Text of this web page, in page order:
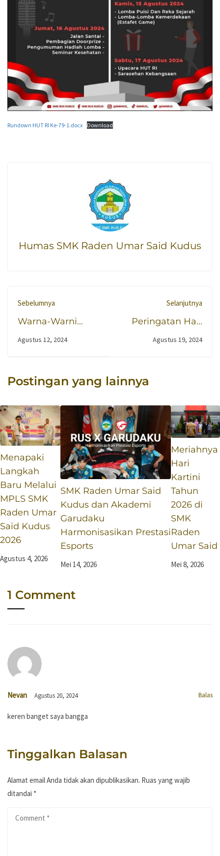
Rundown HUT RI Ke-79-1.docx Download
Humas SMK Raden Umar Said Kudus
Sebelumnya
Warna-Warni
Cerita Peserta
Agustus 12, 2024
Selanjutnya
Peringatan Hari
Lahir Pramuka
Raden Umar Said
Agustus 19, 2024
Postingan yang lainnya
Menapaki
Langkah
Baru Melalui
MPLS SMK
Raden Umar
Said Kudus
2026
Agustus 4, 2026
SMK Raden Umar Said
Kudus dan Akademi
Garudaku
Harmonisasikan Prestasi
Esports
Mei 14, 2026
Meriahnya
Hari
Kartini
Tahun
2026 di
SMK
Raden
Umar Said
Mei 8, 2026
1 Comment
Nevan Agustus 20, 2024 Balas
keren banget saya bangga
Tinggalkan Balasan
Alamat email Anda tidak akan dipublikasikan. Ruas yang wajib
ditandai *